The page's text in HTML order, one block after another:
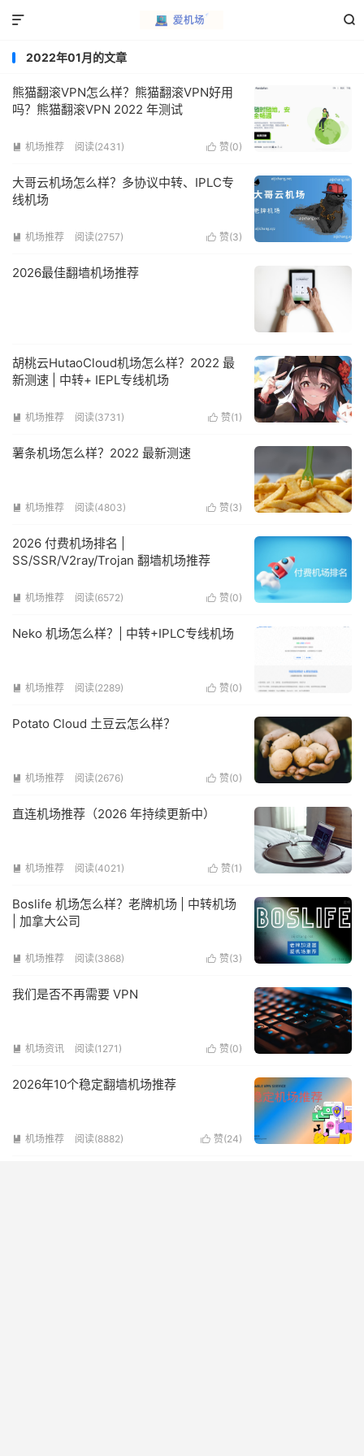


2022年01月的文章
熊猫翻滚VPN怎么样？熊猫翻滚VPN好用
吗？熊猫翻滚VPN 2022 年测试
 赞(0)
 机场推荐 阅读(2431)
大哥云机场怎么样？多协议中转、IPLC专
线机场
 赞(3)
 机场推荐 阅读(2757)
2026最佳翻墙机场推荐
胡桃云HutaoCloud机场怎么样？2022 最
新测速 | 中转+ IEPL专线机场
 赞(1 )
 机场推荐 阅读(3731)
薯条机场怎么样？2022 最新测速
 赞(3)
 机场推荐 阅读(4803)
2026 付费机场排名 |
SS/SSR/V2ray/Trojan 翻墙机场推荐
 赞(0)
 机场推荐 阅读(6572)
Neko 机场怎么样？| 中转+IPLC专线机场
 赞(0)
 机场推荐 阅读(2289)
Potato Cloud 土豆云怎么样？
 赞(0)
 机场推荐 阅读(2676)
直连机场推荐（2026 年持续更新中）
 赞(1 )
 机场推荐 阅读(4021)
Boslife 机场怎么样？老牌机场 | 中转机场
| 加拿大公司
 赞(3)
 机场推荐 阅读(3868)
我们是否不再需要 VPN
 赞(0)
 机场资讯 阅读(1271)
2026年10个稳定翻墙机场推荐
 赞(24)
 机场推荐 阅读(8882)